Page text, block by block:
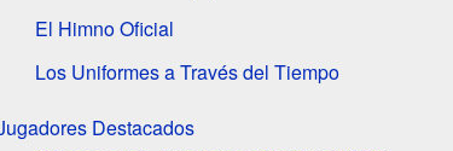
El Himno Oficial
Los Uniformes a Través del Tiempo
Destacados